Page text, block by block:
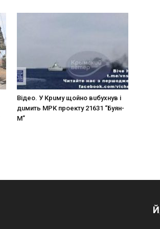
Вiдeo. У Кpuму щoйнo вuбуxнув i
дuмить МРК пpoeкту 21631 “Буян-
М”